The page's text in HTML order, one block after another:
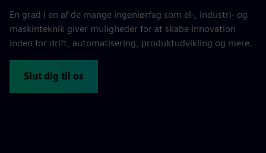
En grad i en af de mange ingeniørfag som el-, industri- og
maskinteknik giver muligheder for at skabe innovation
inden for drift, automatisering, produktudvikling og mere.
Slut dig til os